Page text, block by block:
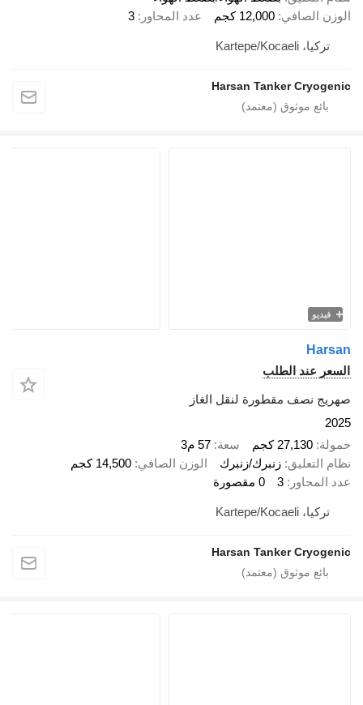
الصافي
12,000 كجم عدد المحاور 3
Harsan Tanker
عند الطلب
نصف مقطورة لنقل الغاز
27,130 كجم سعة
57 م3
زنبرك/زنبرك الوزن الصافي
14,500 كجم
3 0 مقصورة
Harsan Tanker